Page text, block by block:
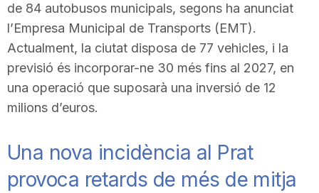
n
a
de 84 autobusos municipals, segons ha anunciat
l’Empresa Municipal de Transports (EMT).
Actualment, la ciutat disposa de 77 vehicles, i la
previsió és incorporar-ne 30 més fins al 2027, en
una operació que suposarà una inversió de 12
milions d’euros.
Una nova incidència al Prat
provoca retards de més de mitja